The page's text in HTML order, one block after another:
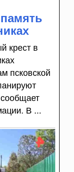
крест в
псковской
В ...